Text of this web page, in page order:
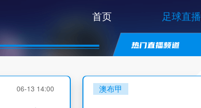
首页 足球直播
06-13 14:00 澳布甲